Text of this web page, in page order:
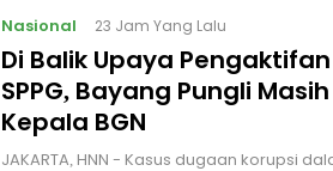
Nasional 23 Jam Yang Lalu
Di Balik Upaya
SPPG, Bayang Pungli
Kepala BGN
JAKARTA, HNN - Kasus dugaan korupsi